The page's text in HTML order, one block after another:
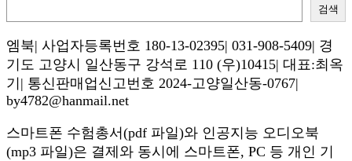
검색
엠북| 사업자등록번호 180-13-02395| 031-908-5409| 경
기도 고양시 일산동구 강석로 110 (우)10415| 대표:최옥
기| 통신판매업신고번호 2024-고양일산동-0767|
by4782@hanmail.net
스마트폰 수험총서(pdf 파일)와 인공지능 오디오북
(mp3 파일)은 결제와 동시에 스마트폰, PC 등 개인 기